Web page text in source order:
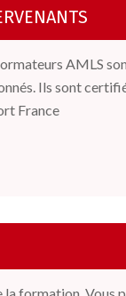
AMLS
Ils sont
France